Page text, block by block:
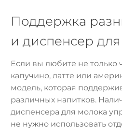
Поддержка
и диспенсер
Если вы любите не только
капучино, латте или
модель, которая
различных напитков.
диспенсера для молока
не нужно использовать